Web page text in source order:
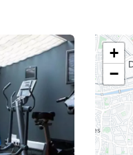
25 bilder
+
−